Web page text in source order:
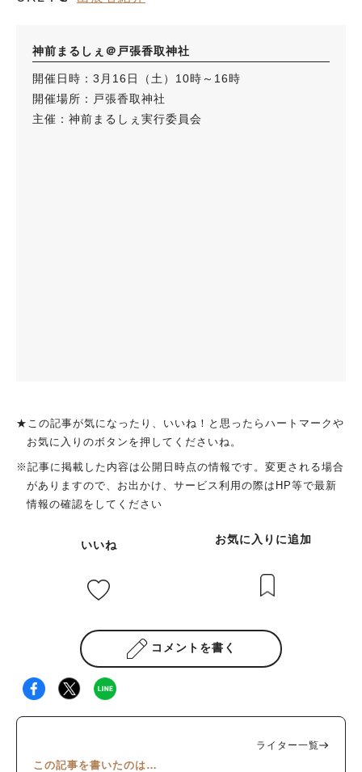
神前まるしぇ＠戸張香取神社
開催日時：3月16日（土）10時～16時
開催場所：戸張香取神社
主催：神前まるしぇ実行委員会
★この記事が気になったり、いいね！と思ったらハートマークや
お気に入りのボタンを押してくださいね。
※記事に掲載した内容は公開日時点の情報です。変更される場合
がありますので、お出かけ、サービス利用の際はHP等で最新
情報の確認をしてください
いいね お気に入りに追加
コメントを書く
ライター一覧
この記事を書いたのは…